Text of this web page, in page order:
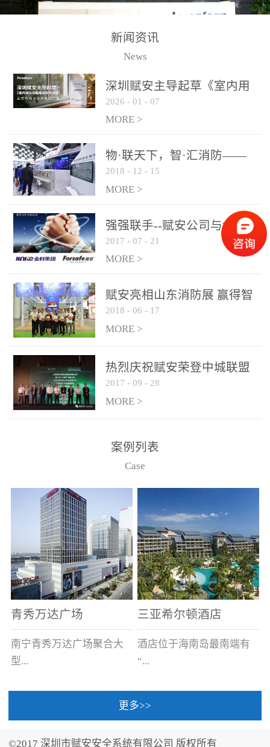
间等，其建筑结构特殊、
火灾隐患多。一旦发生火
传统的火灾关测器无法被
及时缺发，不能及早发现
和有效扑救火火，这不仅
力和闲难，同时也将造成
巨大的经济损失和社会影
响，基至还会造成人员伤
亡。图像型火灾探测器正
是针对这种高大空间建筑
物的消防设施、设备通过
现场图像的实时获取、预
处理和特征提取分析，实
现火焰的跟踪和识别。能
更早的进行预警，达到早
报早防的效果。 系统构
成示意图： 图像型火灾
和监控端两大部分组成。
两者之间通过以太网相
联，一台监控主机最多可
从监控主机上获取，最多
只能接6台，超过的需从现
等多项专利技术和专有技
警领域三十多年技术积累
和工程实践的结晶。
新闻资讯
News
深圳赋安主导起草《室内用
光动能电池技术规程》 正式
布局光伏新能源产业
2026 - 01 - 07
MORE >
物·联天下，智·汇消防——
赋安F&S 2018上海消防展圆
满落幕
2018 - 12 - 15
MORE >
强强联手--赋安公司与金科
集团达成战略合作协议
2017 - 07 - 21
MORE >
赋安亮相山东消防展 赢得智
慧消防新荣耀
2018 - 06 - 17
MORE >
热烈庆祝赋安荣登中城联盟
联合采购战略合作平台
2017 - 09 - 28
MORE >
案例列表
Case
青秀万达广场
南宁青秀万达广场聚合大
型...
三亚希尔顿酒店
酒店位于海南岛最南端有
“...
中国的海岛天堂”之美称的
更多>>
©2017 深圳市赋安安全系统有限公司 版权所有